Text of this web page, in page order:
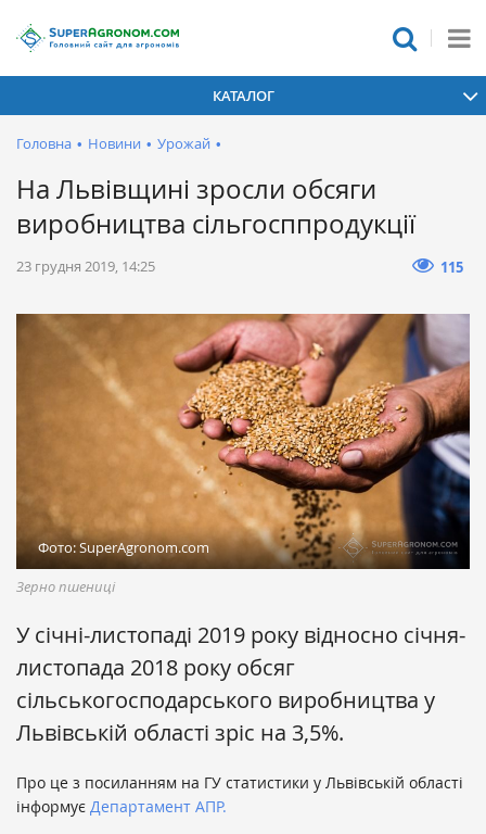
КАТАЛОГ
Головна • Новини • Урожай •
На Львівщині зросли обсяги
виробництва сільгосппродукції
23 грудня 2019, 14:25 115
Фото: SuperAgronom.com
Зерно пшениці
У січні-листопаді 2019 року відносно січня-
листопада 2018 року обсяг
сільськогосподарського виробництва у
Львівській області зріс на 3,5%.
Про це з посиланням на ГУ статистики у Львівській області
інформує Департамент АПР.